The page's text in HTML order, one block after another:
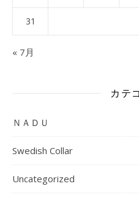
31
« 7月
カテ
ＮＡＤＵ
Swedish Collar
Uncategorized